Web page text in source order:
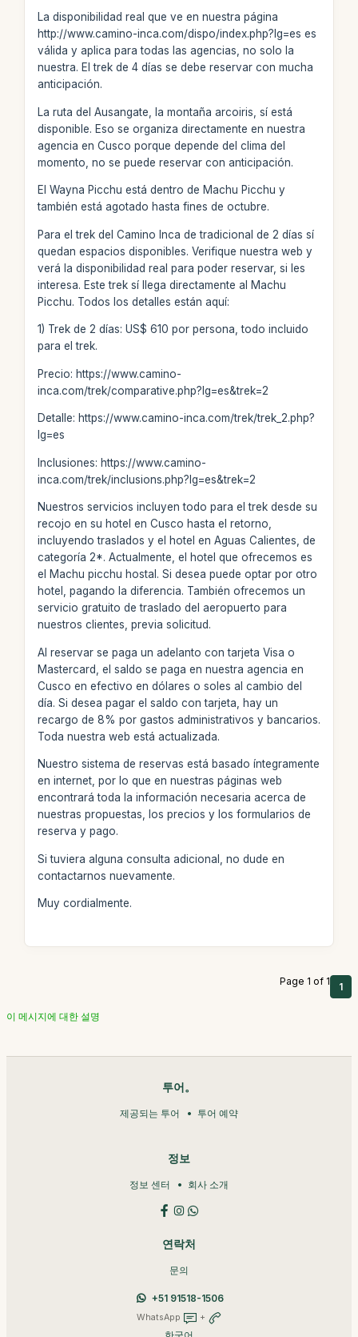
La disponibilidad real que ve en nuestra página
http://www.camino-inca.com/dispo/index.php?lg=es es
válida y aplica para todas las agencias, no solo la
nuestra. El trek de 4 días se debe reservar con mucha
anticipación.
La ruta del Ausangate, la montaña arcoiris, sí está
disponible. Eso se organiza directamente en nuestra
agencia en Cusco porque depende del clima del
momento, no se puede reservar con anticipación.
El Wayna Picchu está dentro de Machu Picchu y
también está agotado hasta fines de octubre.
Para el trek del Camino Inca de tradicional de 2 días sí
quedan espacios disponibles. Verifique nuestra web y
verá la disponibilidad real para poder reservar, si les
interesa. Este trek sí llega directamente al Machu
Picchu. Todos los detalles están aquí:
1) Trek de 2 días: US$ 610 por persona, todo incluido
para el trek.
Precio: https://www.camino-
inca.com/trek/comparative.php?lg=es&trek=2
Detalle: https://www.camino-inca.com/trek/trek_2.php?
lg=es
Inclusiones: https://www.camino-
inca.com/trek/inclusions.php?lg=es&trek=2
Nuestros servicios incluyen todo para el trek desde su
recojo en su hotel en Cusco hasta el retorno,
incluyendo traslados y el hotel en Aguas Calientes, de
categoría 2*. Actualmente, el hotel que ofrecemos es
el Machu picchu hostal. Si desea puede optar por otro
hotel, pagando la diferencia. También ofrecemos un
servicio gratuito de traslado del aeropuerto para
nuestros clientes, previa solicitud.
Al reservar se paga un adelanto con tarjeta Visa o
Mastercard, el saldo se paga en nuestra agencia en
Cusco en efectivo en dólares o soles al cambio del
día. Si desea pagar el saldo con tarjeta, hay un
recargo de 8% por gastos administrativos y bancarios.
Toda nuestra web está actualizada.
Nuestro sistema de reservas está basado íntegramente
en internet, por lo que en nuestras páginas web
encontrará toda la información necesaria acerca de
nuestras propuestas, los precios y los formularios de
reserva y pago.
Si tuviera alguna consulta adicional, no dude en
contactarnos nuevamente.
Muy cordialmente.
Page 1 of 1 1
이 메시지에 대한 설명
투어。
제공되는 투어 투어 예약
정보
정보 센터 회사 소개
연락처
문의
+51 91518-1506
WhatsApp +